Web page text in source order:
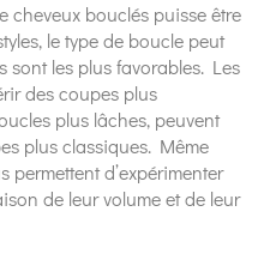
cheveux bouclés puisse être
le type de boucle peut
sont les plus favorables. Les
des coupes plus
plus lâches, peuvent
plus classiques. Même
permettent d’expérimenter
de leur volume et de leur